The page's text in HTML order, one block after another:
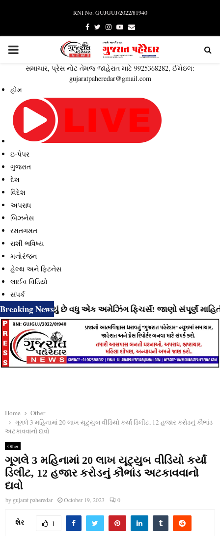
RNI No. GUJGUJ/2022/81940
Facebook
TwitterInstagram
YoutubeEmail
PRIMARY
MENU
સમાચાર, પ્રેસ નોટ તેમજ જાહેરાત માટે 9925368282, ઈમેઇલ:
gujaratpaheredar@gmail.com
હોમ
ઇ-પેપર
ગુજરાત
દેશ
વિદેશ
અપરાધ
બિઝનેસ
રમતગમત
રાશી ભવિષ્ય
મનોરંજન
હેલ્થ અને ફિટનેસ
લાઈવ વિડિયો
સંપર્ક
Breaking News
રહ્યું છે વધુ એક અમેઝિંગ ફિચર્સ! જાણો સંપૂર્ણ માહિતી ⇝
Home
Other
ગૂગલે 3 મહિનામાં 20 લાખ યૂટ્યુબ વીડિયો કર્યાં ડિલીટ, 12 હજાર કરોડનું કૌભાંડ
અટકાવવાનો દાવો
Other
ગૂગલે 3 મહિનામાં 20 લાખ યૂટ્યુબ વીડિયો કર્યાં
ડિલીટ, 12 હજાર કરોડનું કૌભાંડ અટકાવવાનો
દાવો
by gujarat paheredar October 19, 2023 0
શેર 1